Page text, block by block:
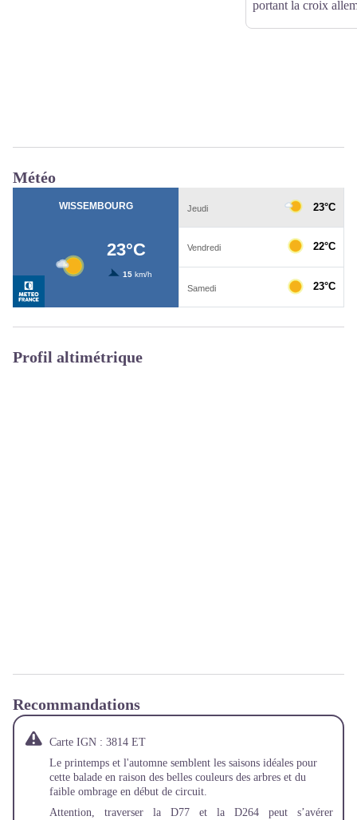
portant la croix
Météo
Profil altimétrique
Recommandations
Carte IGN : 3814 ET
Le printemps et l'automne semblent les saisons idéales pour
cette balade en raison des belles couleurs des arbres et du
faible ombrage en début de circuit.
Attention, traverser la D77 et la D264 peut s’avérer